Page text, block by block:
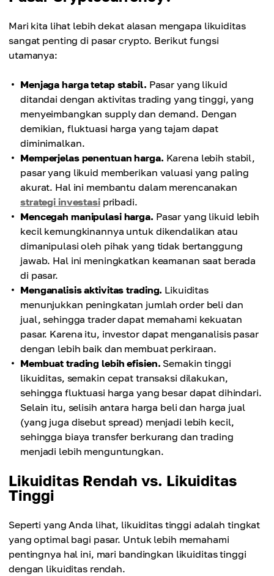
Mari kita lihat lebih dekat alasan mengapa likuiditas
sangat penting di pasar crypto. Berikut fungsi
utamanya:
Menjaga harga tetap stabil. Pasar yang likuid
ditandai dengan aktivitas trading yang tinggi, yang
menyeimbangkan supply dan demand. Dengan
demikian, fluktuasi harga yang tajam dapat
diminimalkan.
Memperjelas penentuan harga. Karena lebih stabil,
pasar yang likuid memberikan valuasi yang paling
akurat. Hal ini membantu dalam merencanakan
strategi investasipribadi.
Mencegah manipulasi harga. Pasar yang likuid lebih
kecil kemungkinannya untuk dikendalikan atau
dimanipulasi oleh pihak yang tidak bertanggung
jawab. Hal ini meningkatkan keamanan saat berada
di pasar.
Menganalisis aktivitas trading. Likuiditas
menunjukkan peningkatan jumlah order beli dan
jual, sehingga trader dapat memahami kekuatan
pasar. Karena itu, investor dapat menganalisis pasar
dengan lebih baik dan membuat perkiraan.
Membuat trading lebih efisien. Semakin tinggi
likuiditas, semakin cepat transaksi dilakukan,
sehingga fluktuasi harga yang besar dapat dihindari.
Selain itu, selisih antara harga beli dan harga jual
(yang juga disebut spread) menjadi lebih kecil,
sehingga biaya transfer berkurang dan trading
menjadi lebih menguntungkan.
Likuiditas Rendah vs. Likuiditas
Tinggi
Seperti yang Anda lihat, likuiditas tinggi adalah tingkat
yang optimal bagi pasar. Untuk lebih memahami
pentingnya hal ini, mari bandingkan likuiditas tinggi
dengan likuiditas rendah.